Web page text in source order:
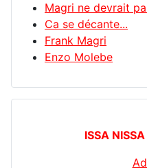
Magri ne devrait
Ca se décante...
Frank Magri
Enzo Molebe
ISSA